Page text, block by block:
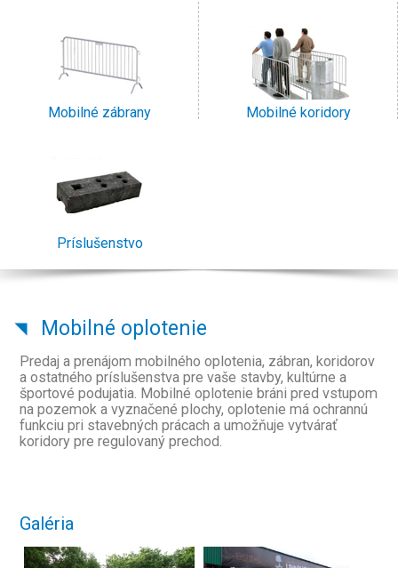
Mobilné zábrany Mobilné koridory
Príslušenstvo
Mobilné oplotenie
Predaj a prenájom mobilného oplotenia, zábran, koridorov
a ostatného príslušenstva pre vaše stavby, kultúrne a
športové podujatia. Mobilné oplotenie bráni pred vstupom
na pozemok a vyznačené plochy, oplotenie má ochrannú
funkciu pri stavebných prácach a umožňuje vytvárať
koridory pre regulovaný prechod.
Galéria